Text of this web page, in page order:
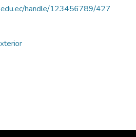
handle/123456789/427